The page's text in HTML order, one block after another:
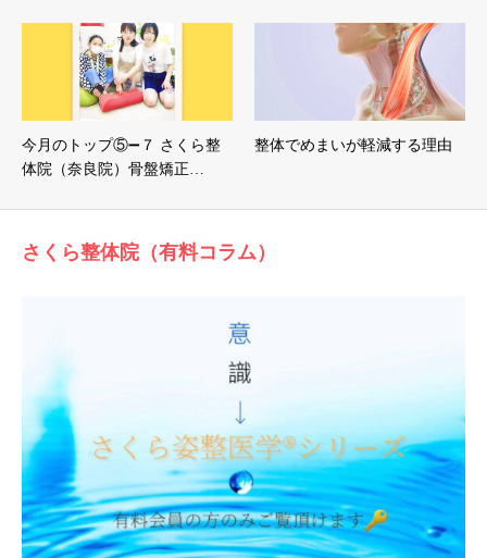
今月のトップ⑤➖７ さくら整
体院（奈良院）骨盤矯正…
整体でめまいが軽減する理由
さくら整体院（有料コラム）